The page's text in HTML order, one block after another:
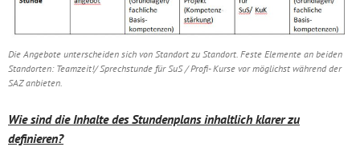
Die Angebote unterscheiden sich von Standort zu Standort. Feste Elemente an beiden
Standorten: Teamzeit!/ Sprechstunde für SuS / Profi- Kurse vor möglichst während der
SAZ anbieten.
Wie sind die Inhalte des Stundenplans inhaltlich klarer zu
definieren?